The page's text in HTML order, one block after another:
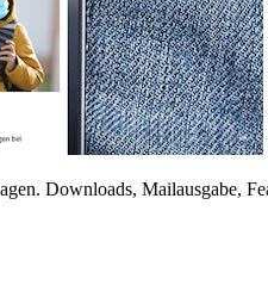
Downloads, Mailausgabe,